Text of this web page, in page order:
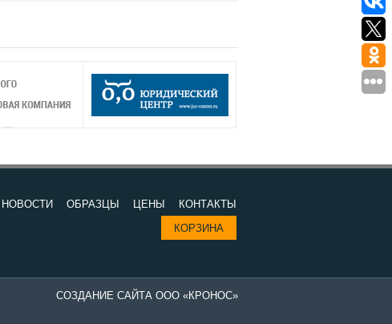
НОВОСТИ ОБРАЗЦЫ ЦЕНЫ
КОНТАКТЫ
КОРЗИНА
СОЗДАНИЕ САЙТА ООО «КРОНОС»
Изготовление печатей в компании "Все печати и штампы" -